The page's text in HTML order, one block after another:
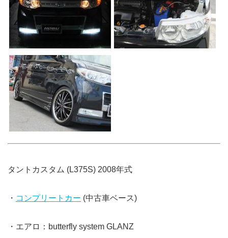
タントカスタム (L375S) 2008年式
・ コンプリートカー (中古車ベース)
・エアロ：butterfly system GLANZ